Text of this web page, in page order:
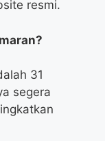
resmi.
31
segera